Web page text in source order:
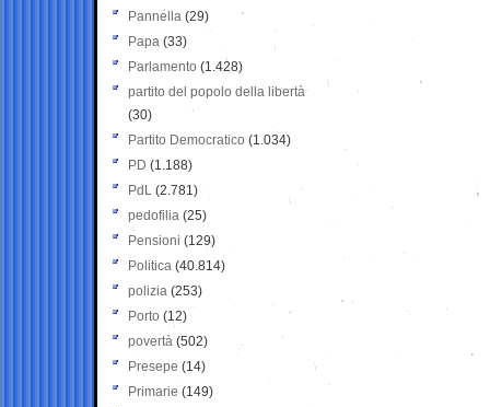
Pannella (29)
Papa (33)
Parlamento (1.428)
partito del popolo della libertà
(30)
Partito Democratico (1.034)
PD (1.188)
PdL (2.781)
pedofilia (25)
Pensioni (129)
Politica (40.814)
polizia (253)
Porto (12)
povertà (502)
Presepe (14)
Primarie (149)